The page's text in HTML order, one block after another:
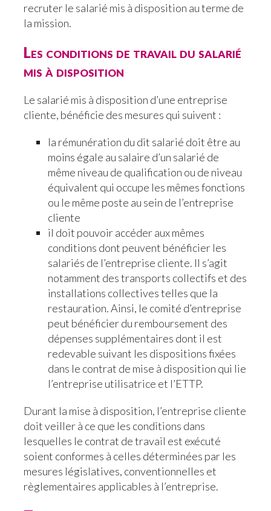
recruter le salarié mis à disposition au terme de
la mission.
Les conditions de travail du salarié
mis à disposition
Le salarié mis à disposition d’une entreprise
cliente, bénéficie des mesures qui suivent :
la rémunération du dit salarié doit être au
moins égale au salaire d’un salarié de
même niveau de qualification ou de niveau
équivalent qui occupe les mêmes fonctions
ou le même poste au sein de l’entreprise
cliente
il doit pouvoir accéder aux mêmes
conditions dont peuvent bénéficier les
salariés de l’entreprise cliente. Il s’agit
notamment des transports collectifs et des
installations collectives telles que la
restauration. Ainsi, le comité d’entreprise
peut bénéficier du remboursement des
dépenses supplémentaires dont il est
redevable suivant les dispositions fixées
dans le contrat de mise à disposition qui lie
l’entreprise utilisatrice et l’ETTP.
Durant la mise à disposition, l’entreprise cliente
doit veiller à ce que les conditions dans
lesquelles le contrat de travail est exécuté
soient conformes à celles déterminées par les
mesures législatives, conventionnelles et
règlementaires applicables à l’entreprise.